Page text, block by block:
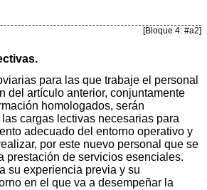
[Bloque 4: #a2]
para las que trabaje el personal
del artículo anterior, conjuntamente
homologados, serán
cargas lectivas necesarias para
adecuado del entorno operativo y
por este nuevo personal que se
prestación de servicios esenciales.
su experiencia previa y su
en el que va a desempeñar la